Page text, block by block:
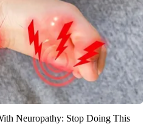
Neuropathy: Stop Doing This